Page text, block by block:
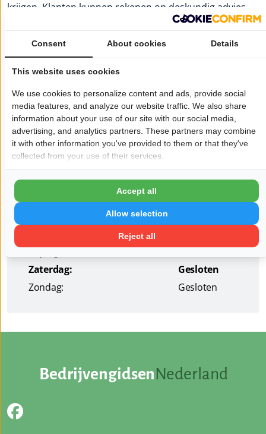
krijgen. Klanten kunnen rekenen op deskundig advies,
een vrijblijvende dakinspectie en een zorgvuldige
Pagina delen op:
Openingstijden
Maandag:
09:00 - 17:00
Vrijdag:
09:00 - 17:00
Zaterdag:
Gesloten
Zondag:
Gesloten
BedrijvengidsenNederland
Consent About cookies Details
This website uses cookies
We use cookies to personalize content and ads, provide social
media features, and analyze our website traffic. We also share
information about your use of our site with our social media,
advertising, and analytics partners. These partners may combine
it with other information you've provided to them or that they've
collected from your use of their services.
Reject all
Allow selection
Accept all